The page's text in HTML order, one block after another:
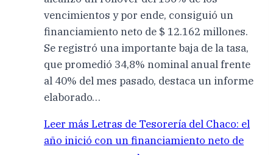
vencimientos y por ende, consiguió un
financiamiento neto de $ 12.162 millones.
Se registró una importante baja de la tasa,
que promedió 34,8% nominal anual frente
al 40% del mes pasado, destaca un informe
elaborado…
Leer más Letras de Tesorería del Chaco: el
año inició con un financiamiento neto de